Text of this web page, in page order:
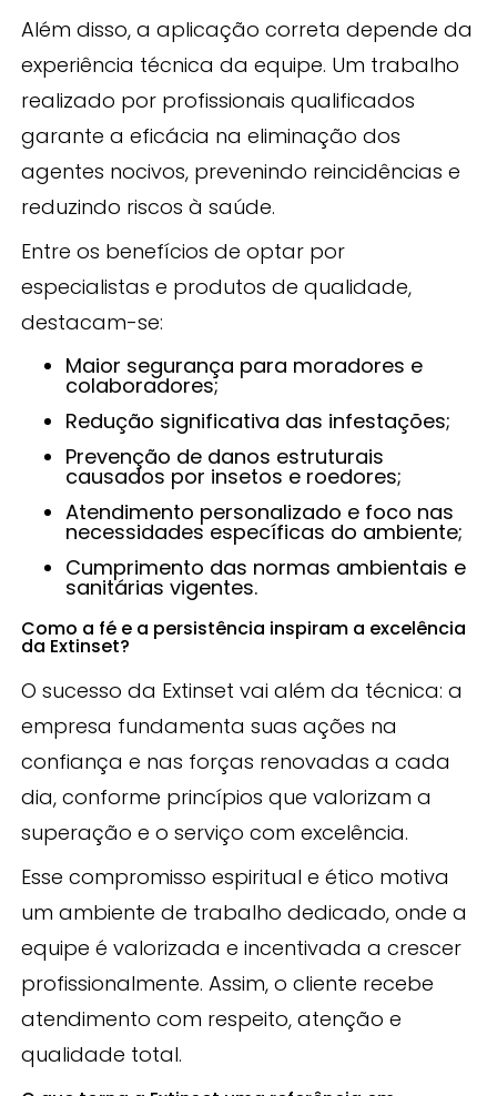
Além disso, a aplicação correta depende da
experiência técnica da equipe. Um trabalho
realizado por profissionais qualificados
garante a eficácia na eliminação dos
agentes nocivos, prevenindo reincidências e
reduzindo riscos à saúde.
Entre os benefícios de optar por
especialistas e produtos de qualidade,
destacam-se:
Maior segurança para moradores e
colaboradores;
Redução significativa das infestações;
Prevenção de danos estruturais
causados por insetos e roedores;
Atendimento personalizado e foco nas
necessidades específicas do ambiente;
Cumprimento das normas ambientais e
sanitárias vigentes.
Como a fé e a persistência inspiram a excelência
da Extinset?
O sucesso da Extinset vai além da técnica: a
empresa fundamenta suas ações na
confiança e nas forças renovadas a cada
dia, conforme princípios que valorizam a
superação e o serviço com excelência.
Esse compromisso espiritual e ético motiva
um ambiente de trabalho dedicado, onde a
equipe é valorizada e incentivada a crescer
profissionalmente. Assim, o cliente recebe
atendimento com respeito, atenção e
qualidade total.